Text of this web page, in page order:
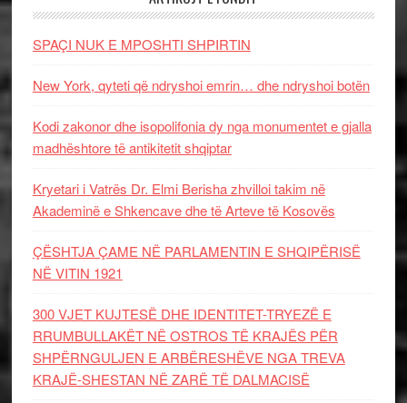
SPAÇI NUK E MPOSHTI SHPIRTIN
New York, qyteti që ndryshoi emrin… dhe ndryshoi botën
Kodi zakonor dhe isopolifonia dy nga monumentet e gjalla
madhështore të antikitetit shqiptar
Kryetari i Vatrës Dr. Elmi Berisha zhvilloi takim në
Akademinë e Shkencave dhe të Arteve të Kosovës
ÇËSHTJA ÇAME NË PARLAMENTIN E SHQIPËRISË
NË VITIN 1921
300 VJET KUJTESË DHE IDENTITET-TRYEZË E
RRUMBULLAKËT NË OSTROS TË KRAJËS PËR
SHPËRNGULJEN E ARBËRESHËVE NGA TREVA
KRAJË-SHESTAN NË ZARË TË DALMACISË